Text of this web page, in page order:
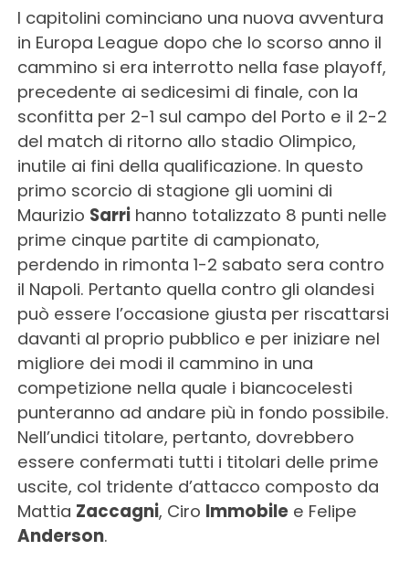
I capitolini cominciano una nuova avventura
in Europa League dopo che lo scorso anno il
cammino si era interrotto nella fase playoff,
precedente ai sedicesimi di finale, con la
sconfitta per 2-1 sul campo del Porto e il 2-2
del match di ritorno allo stadio Olimpico,
inutile ai fini della qualificazione. In questo
primo scorcio di stagione gli uomini di
Maurizio Sarrihanno totalizzato 8 punti nelle
prime cinque partite di campionato,
perdendo in rimonta 1-2 sabato sera contro
il Napoli. Pertanto quella contro gli olandesi
può essere l’occasione giusta per riscattarsi
davanti al proprio pubblico e per iniziare nel
migliore dei modi il cammino in una
competizione nella quale i biancocelesti
punteranno ad andare più in fondo possibile.
Nell’undici titolare, pertanto, dovrebbero
essere confermati tutti i titolari delle prime
uscite, col tridente d’attacco composto da
Mattia Zaccagni, Ciro Immobilee Felipe
Anderson.